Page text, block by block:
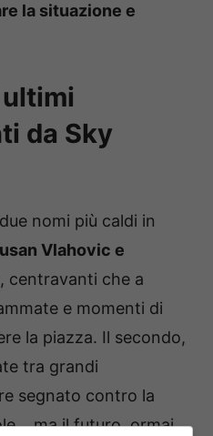
la situazione e
da Sky
nomi più caldi in
Vlahovic e
centravanti che a
e momenti di
la piazza. Il secondo,
tra grandi
segnato contro la
ma il futuro, ormai,